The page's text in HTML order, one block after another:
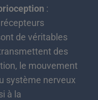
:
de véritables
des
le mouvement
système nerveux
à la